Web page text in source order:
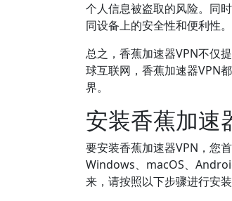
个人信息被盗取的风险。同
同设备上的安全性和便利性。
总之，香蕉加速器VPN不仅
球互联网，香蕉加速器VPN
界。
安装香蕉加速
要安装香蕉加速器VPN，您
Windows、macOS、
来，请按照以下步骤进行安装